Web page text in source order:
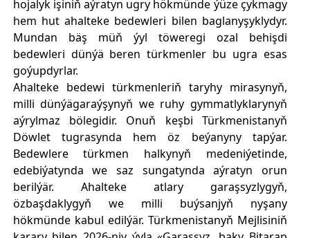
hojalyk işiniň aýratyn ugry hökmünde ýüze çykmagy
hem hut ahalteke bedewleri bilen baglanyşyklydyr.
Mundan bäş müň ýyl töweregi ozal behişdi
bedewleri dünýä beren türkmenler bu ugra esas
goýupdyrlar.
Ahalteke bedewi türkmenleriň taryhy mirasynyň,
milli dünýägaraýşynyň we ruhy gymmatlyklarynyň
aýrylmaz bölegidir. Onuň keşbi Türkmenistanyň
Döwlet tugrasynda hem öz beýanyny tapýar.
Bedewlere türkmen halkynyň medeniýetinde,
edebiýatynda we saz sungatynda aýratyn orun
berilýär. Ahalteke atlary garaşsyzlygyň,
özbaşdaklygyň we milli buýsanjyň nyşany
hökmünde kabul edilýär. Türkmenistanyň Mejlisiniň